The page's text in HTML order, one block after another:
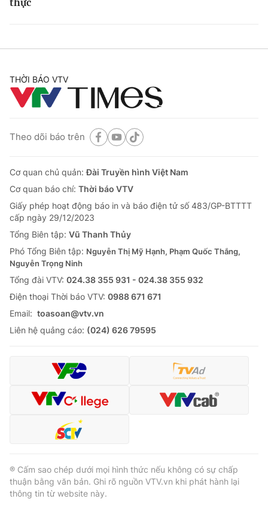
THỜI BÁO VTV
Theo dõi báo trên
Cơ quan chủ quản:Đài Truyền hình Việt Nam
Cơ quan báo chí: Thời báo VTV
Giấy phép hoạt động báo in và báo điện tử số 483/GP-BTTTT
cấp ngày 29/12/2023
Tổng Biên tập: Vũ Thanh Thủy
Phó Tổng Biên tập: Nguyễn Thị Mỹ Hạnh, Phạm Quốc Thắng,
Nguyễn Trọng Ninh
Tổng đài VTV: 024.38 355 931 - 024.38 355 932
Ðiện thoại Thời báo VTV: 0988 671 671
Email: toasoan@vtv.vn
Liên hệ quảng cáo: (024) 626 79595
® Cấm sao chép dưới mọi hình thức nếu không có sự chấp
thuận bằng văn bản. Ghi rõ nguồn VTV.vn khi phát hành lại
thông tin từ website này.